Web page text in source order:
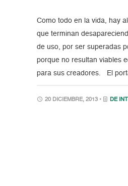
Como todo en la vida, hay
que terminan
de uso, por ser superadas
porque no resultan viables
para sus creadores. El
20 DICIEMBRE, 2013 • DE